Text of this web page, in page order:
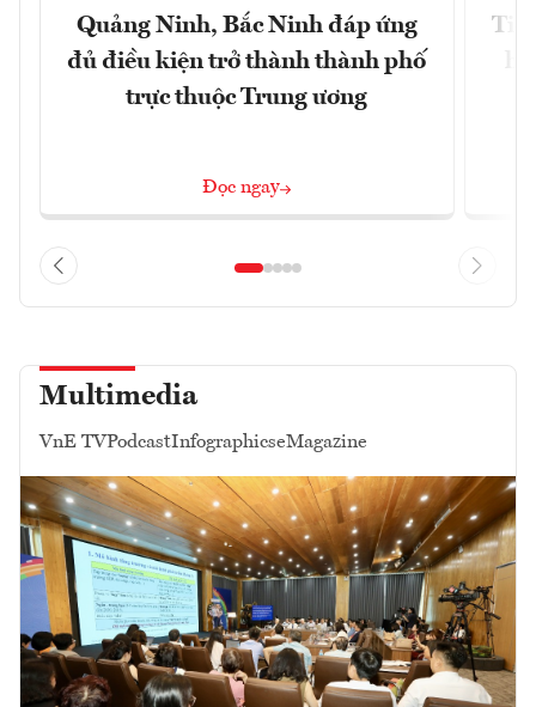
Quảng Ninh, Bắc Ninh đáp ứng
đủ điều kiện trở thành thành phố
trực thuộc Trung ương
Đọc ngay
Multimedia
VnE TVPodcastInfographicseMagazine